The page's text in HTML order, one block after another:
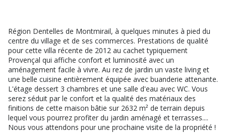
Région Dentelles de Montmirail, à quelques minutes à pied du
centre du village et de ses commerces. Prestations de qualité
pour cette villa récente de 2012 au cachet typiquement
Provençal qui affiche confort et luminosité avec un
aménagement facile à vivre. Au rez de jardin un vaste living et
une belle cuisine entièrement équipée avec buanderie attenante.
L'étage dessert 3 chambres et une salle d'eau avec WC. Vous
serez séduit par le confort et la qualité des matériaux des
finitions de cette maison bâtie sur 2632 m² de terrain depuis
lequel vous pourrez profiter du jardin aménagé et terrasses....
Nous vous attendons pour une prochaine visite de la propriété !